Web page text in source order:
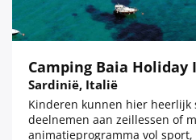
Camping Baia Holiday
Sardinië, Italië
Kinderen kunnen hier heerlijk
deelnemen aan zeillessen of
animatieprogramma vol sport,